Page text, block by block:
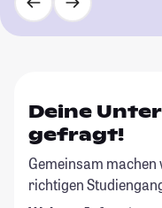
Deine
gefragt!
Gemeinsam
richtigen